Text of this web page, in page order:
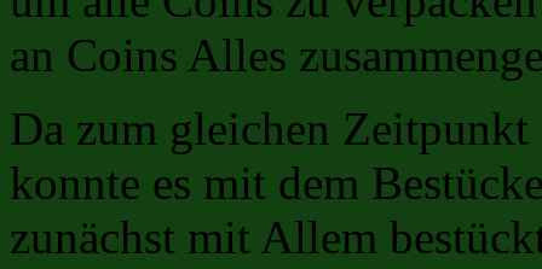
an Coins Alles
Da zum gleichen
konnte es mit dem
zunächst mit Allem